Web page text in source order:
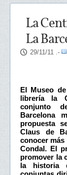
La
La
29/11/11 .-
El Museo
librería la
conjunto
Barcelona
propuesta
Claus de
conocer
Condal. El
promover la
la historia